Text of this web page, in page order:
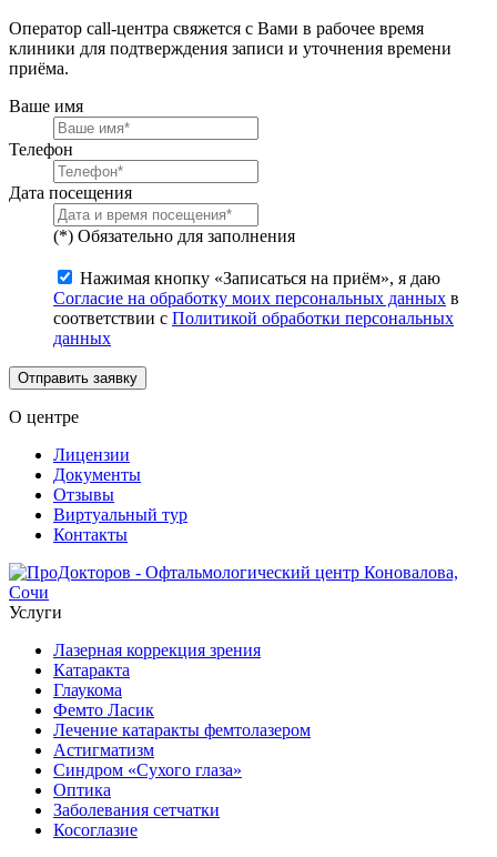
Оператор call-центра свяжется с Вами в рабочее время
клиники для подтверждения записи и уточнения времени
приёма.
Ваше имя
Телефон
Дата посещения
(*) Обязательно для заполнения
Нажимая кнопку «Записаться на приём», я даю
Согласие на обработку моих персональных данных в
соответствии с Политикой обработки персональных
данных
Отправить заявку
О центре
Лицензии
Документы
Отзывы
Виртуальный тур
Контакты
Услуги
Лазерная коррекция зрения
Катаракта
Глаукома
Фемто Ласик
Лечение катаракты фемтолазером
Астигматизм
Синдром «Сухого глаза»
Оптика
Заболевания сетчатки
Косоглазие